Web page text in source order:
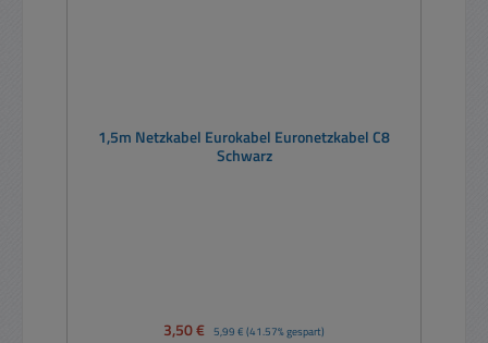
1,5m Netzkabel Eurokabel Euronetzkabel C8
Schwarz
Verkaufspreis:
3,50 € Regulärer Preis:
5,99 € (41.57% gespart)